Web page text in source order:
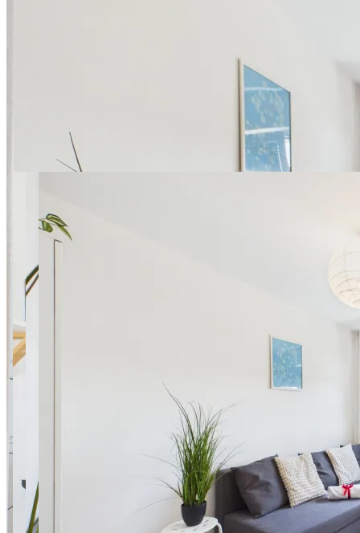
18 фото
Kochanowskiego - Comfort
Room II